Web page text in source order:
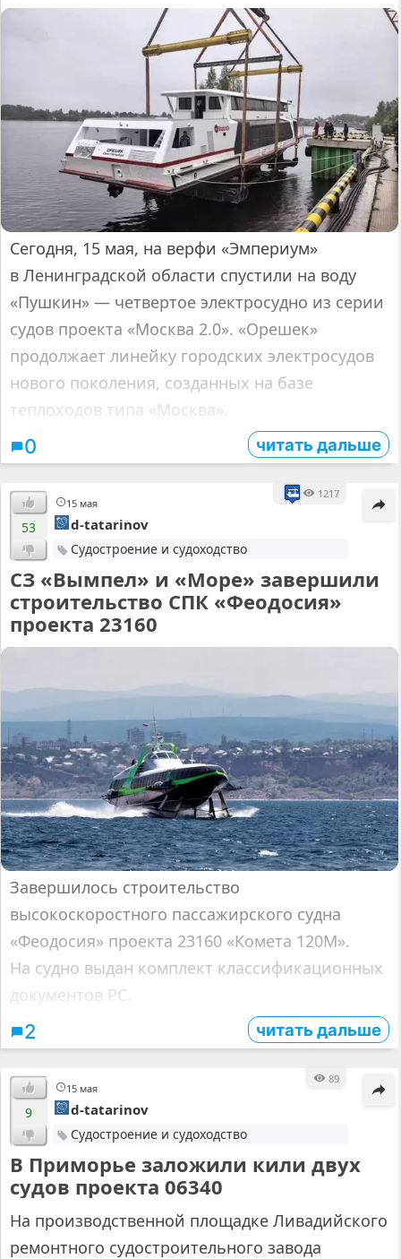
Сегодня, 15 мая, на верфи «Эмпериум»
в Ленинградской области спустили на воду
«Пушкин» — четвертое электросудно из серии
судов проекта «Москва 2.0». «Орешек»
продолжает линейку городских электросудов
нового поколения, созданных на базе
теплоходов типа «Москва».
0 читать дальше
15 мая
1217
53 d-tatarinov
Судостроение и судоходство
СЗ «Вымпел» и «Море» завершили
строительство СПК «Феодосия»
проекта 23160
Завершилось строительство
высокоскоростного пассажирского судна
«Феодосия» проекта 23160 «Комета 120М».
На судно выдан комплект классификационных
документов РС.
2 читать дальше
15 мая
89
9 d-tatarinov
Судостроение и судоходство
В Приморье заложили кили двух
судов проекта 06340
На производственной площадке Ливадийского
ремонтного судостроительного завода